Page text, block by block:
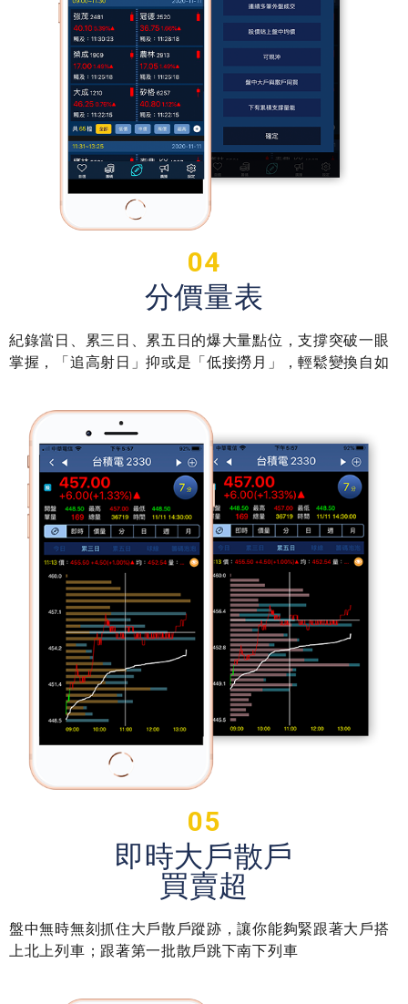
04
分價量表
紀錄當日、累三日、累五日的爆大量點位，支撐突破一眼
掌握，「追高射日」抑或是「低接撈月」，輕鬆變換自如
05
即時大戶散戶
買賣超
盤中無時無刻抓住大戶散戶蹤跡，讓你能夠緊跟著大戶搭
上北上列車；跟著第一批散戶跳下南下列車